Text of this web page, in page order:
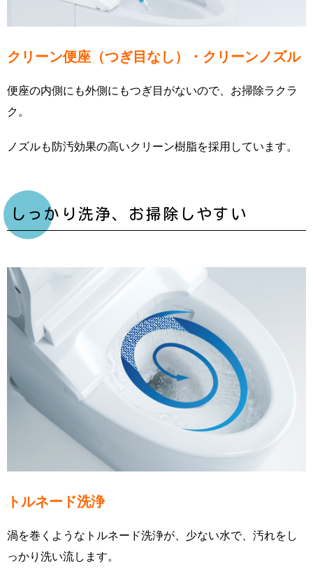
クリーン便座（つぎ目なし）・クリーンノズル
便座の内側にも外側にもつぎ目がないので、お掃除ラクラ
ク。
ノズルも防汚効果の高いクリーン樹脂を採用しています。
しっかり洗浄、お掃除しやすい
トルネード洗浄
渦を巻くようなトルネード洗浄が、少ない水で、汚れをし
っかり洗い流します。